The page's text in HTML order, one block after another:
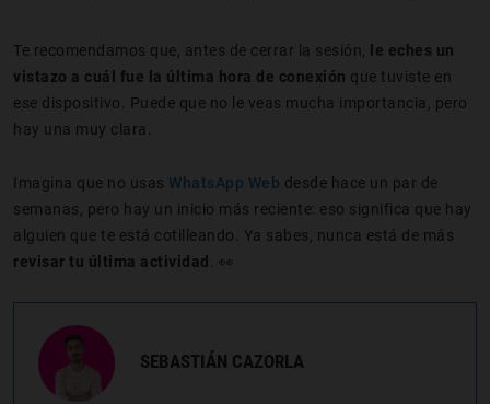
Te recomendamos que, antes de cerrar la sesión,
le eches un
vistazo a cuál fue la última hora de conexión que tuviste en
ese dispositivo. Puede que no le veas mucha importancia, pero
hay una muy clara.
Imagina que no usas WhatsApp Web desde hace un par de
semanas, pero hay un inicio más reciente: eso significa que hay
alguien que te está cotilleando. Ya sabes, nunca está de más
revisar tu última actividad
. 👀
SEBASTIÁN CAZORLA